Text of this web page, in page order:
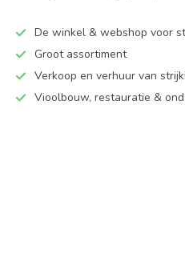
De winkel & webshop voor
Groot assortiment
Verkoop en verhuur van
Vioolbouw, restauratie &